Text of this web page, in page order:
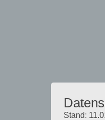
Stand: